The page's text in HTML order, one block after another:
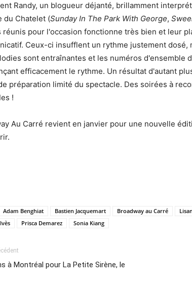
Randy, un blogueur déjanté, brillamment
du Chatelet (Sunday In The Park With George,
réunis pour l'occasion fonctionne très bien et leur
Ceux-ci insufflent un rythme justement dosé,
sont entraînantes et les numéros d'ensemble
efficacement le rythme. Un résultat d'autant
préparation limité du spectacle. Des soirées à
!
Au Carré revient en janvier pour une nouvelle
Adam Benghiat Bastien Jacquemart Broadway au Carré
Prisca Demarez Sonia Kiang
à Montréal pour La Petite Sirène, le